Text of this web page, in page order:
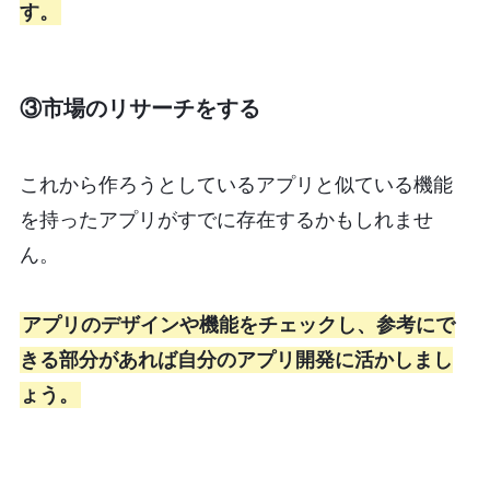
す。
③市場のリサーチをする
これから作ろうとしているアプリと似ている機能
を持ったアプリがすでに存在するかもしれませ
ん。
アプリのデザインや機能をチェックし、参考にで
きる部分があれば自分のアプリ開発に活かしまし
ょう。